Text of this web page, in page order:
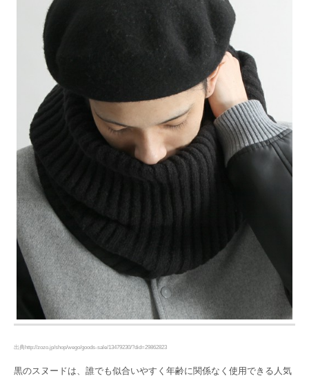
出典http://zozo.jp/shop/wego/goods-sale/13479230/?did=29862823
黒のスヌードは、誰でも似合いやすく年齢に関係なく使用できる人気